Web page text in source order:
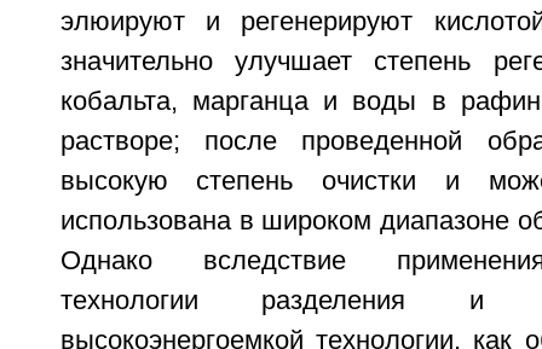
элюируют и регенерируют
значительно улучшает степень
кобальта, марганца и воды в
растворе; после проведенной
высокую степень очистки и
использована в широком диапазоне
Однако вследствие
технологии разделения и
высокоэнергоемкой технологии, как